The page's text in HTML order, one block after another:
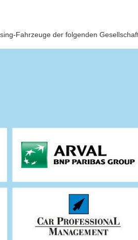
Fahrzeuge der folgenden